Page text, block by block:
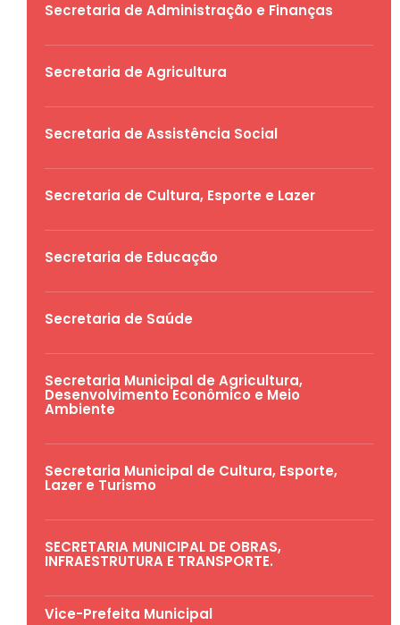
Secretaria de Administração e Finanças
Secretaria de Agricultura
Secretaria de Assistência Social
Secretaria de Cultura, Esporte e Lazer
Secretaria de Educação
Secretaria de Saúde
Secretaria Municipal de Agricultura,
Desenvolvimento Econômico e Meio
Ambiente
Secretaria Municipal de Cultura, Esporte,
Lazer e Turismo
SECRETARIA MUNICIPAL DE OBRAS,
INFRAESTRUTURA E TRANSPORTE.
Vice-Prefeita Municipal